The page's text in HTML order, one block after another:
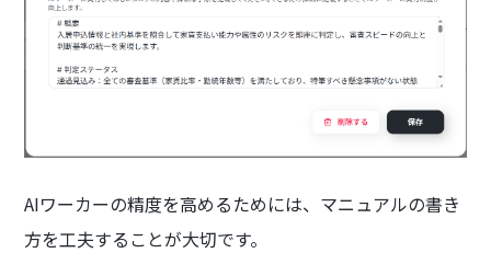
AIワーカーの精度を高めるためには、マニュアルの書き
方を工夫することが大切です。